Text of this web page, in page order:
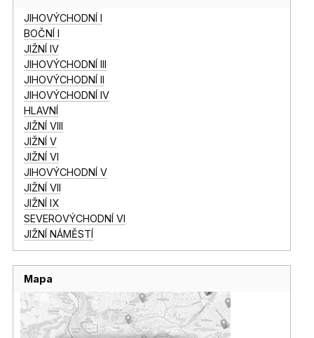
JIHOVÝCHODNÍ I
BOČNÍ I
JIŽNÍ IV
JIHOVÝCHODNÍ III
JIHOVÝCHODNÍ II
JIHOVÝCHODNÍ IV
HLAVNÍ
JIŽNÍ VIII
JIŽNÍ V
JIŽNÍ VI
JIHOVÝCHODNÍ V
JIŽNÍ VII
JIŽNÍ IX
SEVEROVÝCHODNÍ VI
JIŽNÍ NÁMĚSTÍ
Mapa